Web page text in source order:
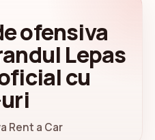
ofensiva
Lepas
cu
Rent a Car